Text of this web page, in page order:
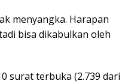
menyangka. Harapan
bisa dikabulkan oleh
surat terbuka (2.739 dari